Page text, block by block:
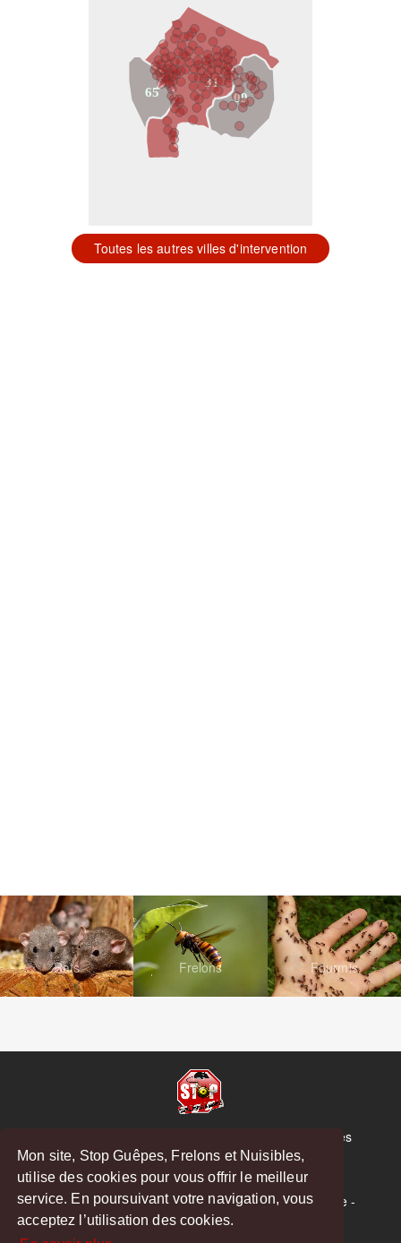
Mon site, Stop Guêpes, Frelons et Nuisibles,
utilise des cookies pour vous offrir le meilleur
service. En poursuivant votre navigation, vous
acceptez l’utilisation des cookies.
31
09
65
Toutes les autres villes d'intervention
Rats Frelons Fourmis
© Copyright 2026 Stop Guêpes, Frelons et Nuisibles
Mentions légales
Créé parMattWeb
Saint-Gaudens-Saint-Girons-Boulogne-sur-Gesse-
Montréjeau